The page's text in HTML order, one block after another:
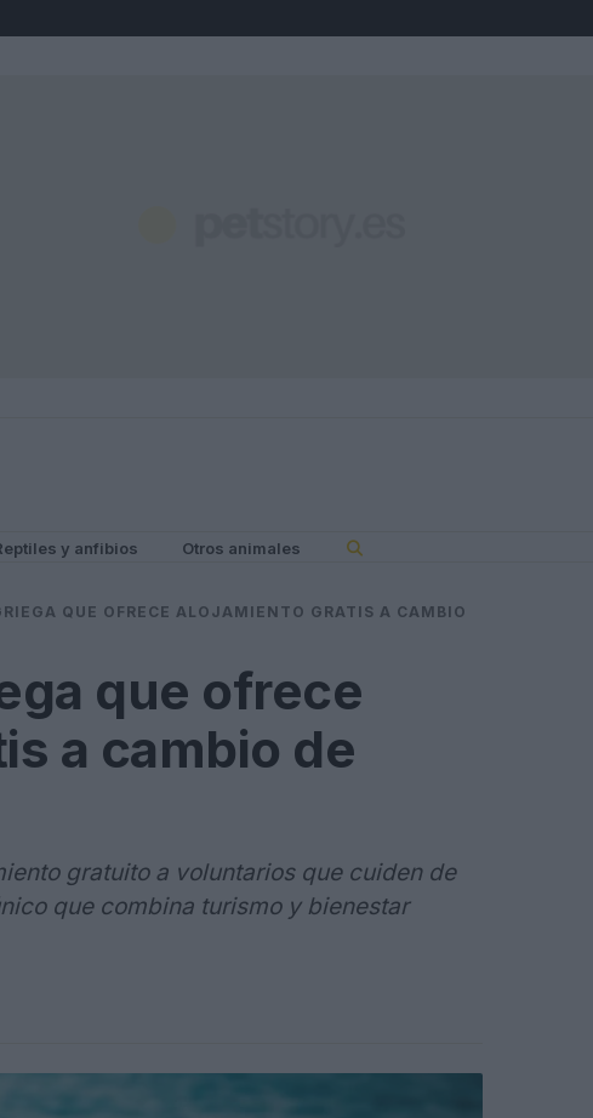
y anfibios Otros animales
QUE OFRECE ALOJAMIENTO GRATIS A CAMBIO
que ofrece
a cambio de
gratuito a voluntarios que cuiden de
que combina turismo y bienestar